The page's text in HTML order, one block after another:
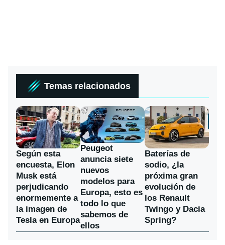
Temas relacionados
Según esta
encuesta, Elon
Musk está
perjudicando
enormemente a
la imagen de
Tesla en Europa
Peugeot
anuncia siete
nuevos
modelos para
Europa, esto es
todo lo que
sabemos de
ellos
Baterías de
sodio, ¿la
próxima gran
evolución de
los Renault
Twingo y Dacia
Spring?